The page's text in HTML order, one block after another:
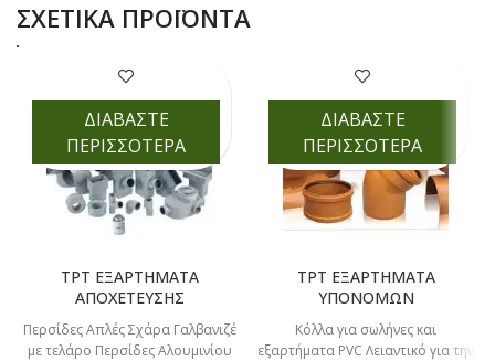
ΣΧΕΤΙΚΆ ΠΡΟΪΌΝΤΑ
TPT ΕΞΑΡΤΗΜΑΤΑ
ΑΠΟΧΕΤΕΥΣΗΣ
Περσίδες Απλές Σχάρα Γαλβανιζέ
με τελάρο Περσίδες Αλουμινίου
ΔΙΑΒΑΣΤΕ
ΠΕΡΙΣΣΟΤΕΡΑ
TPT ΕΞΑΡΤΗΜΑΤΑ
ΥΠΟΝΟΜΩΝ
Κόλλα για σωλήνες και
εξαρτήματα PVC Λειαντικό για την
ΔΙΑΒΑΣΤΕ
ΠΕΡΙΣΣΟΤΕΡΑ